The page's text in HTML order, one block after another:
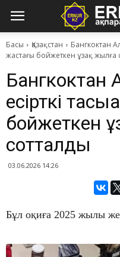
Басы Қазақстан
Бангкоктан
жастағы бойжеткен ұзақ жылға
Бангкоктан
есірткі
бойжеткен
сотталды
03.06.2026 14:26
Бұл оқиға 2025 жылы